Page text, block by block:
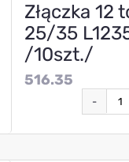
Złączka 12
25/35
/10szt./
516.35
-